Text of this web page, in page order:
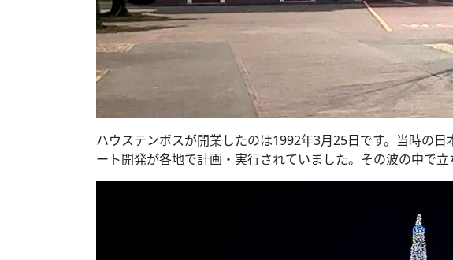
ハウステンボスが開業したのは1992年3月25日です。当時の
ート開発が各地で計画・実行されていました。その波の中で立